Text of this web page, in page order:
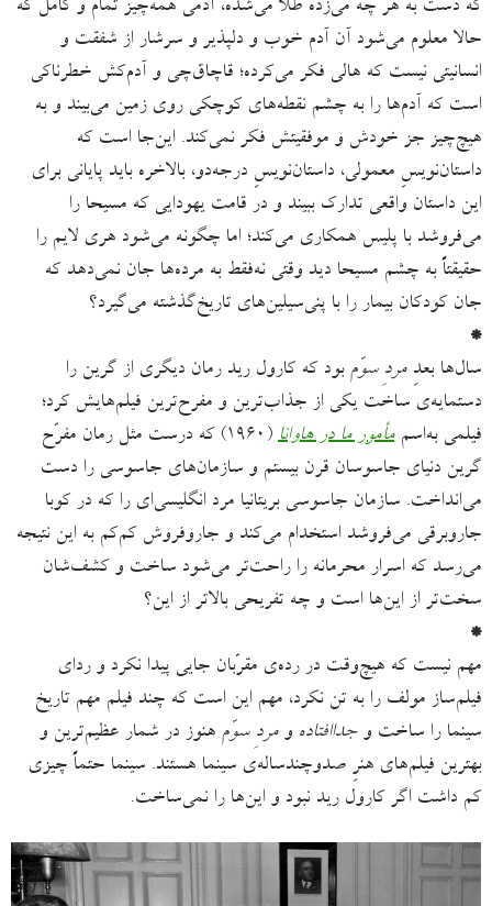
که دست به هر چه می‌زده طلا می‌شده، آدمی همه‌چیز تمام و کامل که
حالا معلوم می‌شود آن آدم خوب و دلپذیر و سرشار از شفقت و
انسانیتی نیست که هالی فکر می‌کرده؛ قاچاق‌چی و آدم‌کش خطرناکی
است که آدم‌ها را به چشم نقطه‌های کوچکی روی زمین می‌بیند و به
هیچ‌چیز جز خودش و موفقیتش فکر نمی‌کند. این‌جا است که
داستان‌نویسِ معمولی، داستان‌نویسِ درجه‌دو، بالاخره باید پایانی برای
این داستان واقعی تدارک ببیند و در قامت یهودایی که مسیحا را
می‌فروشد با پلیس همکاری می‌کند؛ اما چگونه می‌شود هری لایم را
حقیقتاً به چشم مسیحا دید وقتی نه‌فقط به مرده‌ها جان نمی‌دهد که
جان کودکان بیمار را با پنی‌سیلین‌های تاریخ‌گذشته می‌گیرد؟
*
سال‌ها بعدِمردِ سوّم بود که کارول رید رمان دیگری از گرین را
دستمایه‌ی ساخت یکی از جذاب‌ترین و مفرح‌ترین فیلم‌هایش کرد؛
فیلمی به‌اسممأمور ما در هاوانا
(۱۹۶۰) که درست مثل رمان مفرّح
گرین دنیای جاسوسان قرن بیستم و سازمان‌های جاسوسی را دست
می‌انداخت. سازمان جاسوسی بریتانیا مرد انگلیسی‌ای را که در کوبا
جاروبرقی می‌فروشد استخدام می‌کند و جاروفروش کم‌کم به این نتیجه
می‌رسد که اسرار محرمانه را راحت‌تر می‌شود ساخت و کشف‌شان
سخت‌تر از این‌ها است و چه تفریحی بالاتر از این؟
*
مهم نیست که هیچ‌وقت در رده‌ی مقرّبان جایی پیدا نکرد و ردای
فیلم‌ساز مولف را به تن نکرد، مهم این است که چند فیلم مهم تاریخ
سینما را ساخت وجداافتاده ومردِ سوّم هنوز در شمار عظیم‌ترین و
بهترین فیلم‌های هنرِ صدوچندساله‌ی سینما هستند. سینما حتماً چیزی
کم داشت اگر کارول رید نبود و این‌ها را نمی‌ساخت.